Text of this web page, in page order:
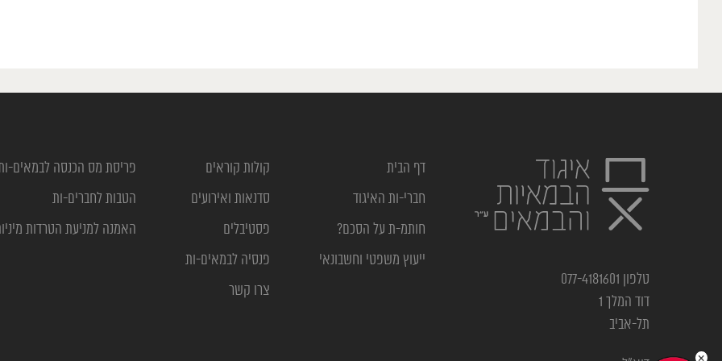
טלפון 077-4181601
דוד המלך 1
תל-אביב
דף הבית
חברי-ות האיגוד
חותמ-ת על הסכם?
ייעוץ משפטי וחשבונאי
קולות קוראים
סדנאות ואירועים
פסטיבלים
פנסיה לבמאים-ות
צרו קשר
פריסת מס הכנסה לבמאים-
הטבות לחברים-ות
האמנה למניעת הטרדות